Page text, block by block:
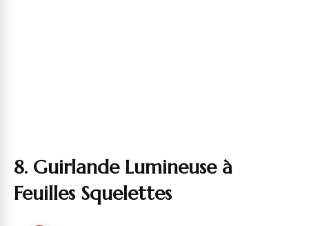
8. Guirlande Lumineuse à
Feuilles Squelettes